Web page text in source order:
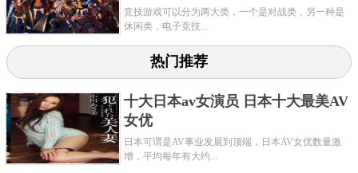
竞技游戏可以分为两大类，一个是对战类，另一种是
休闲类，电子竞技...
热门推荐
十大日本av女演员 日本十大最美AV
女优
日本可谓是AV事业发展到顶端，日本AV女优数量激
增，平均每年有大约...